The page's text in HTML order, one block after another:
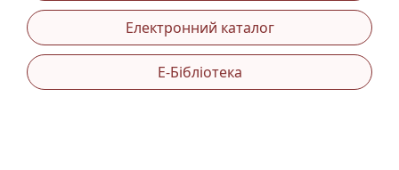
Електронний каталог
Е-Бібліотека